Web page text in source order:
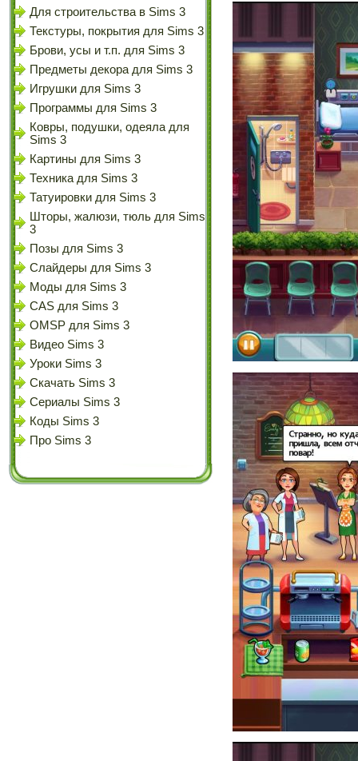
Для строительства в Sims 3
Текстуры, покрытия для Sims 3
Брови, усы и т.п. для Sims 3
Предметы декора для Sims 3
Игрушки для Sims 3
Программы для Sims 3
Ковры, подушки, одеяла для
Sims 3
Картины для Sims 3
Техника для Sims 3
Татуировки для Sims 3
Шторы, жалюзи, тюль для Sims
3
Позы для Sims 3
Слайдеры для Sims 3
Моды для Sims 3
CAS для Sims 3
OMSP для Sims 3
Видео Sims 3
Уроки Sims 3
Скачать Sims 3
Сериалы Sims 3
Коды Sims 3
Про Sims 3